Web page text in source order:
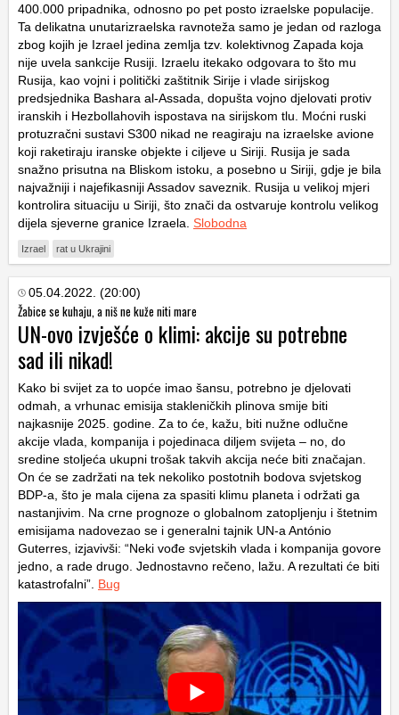
400.000 pripadnika, odnosno po pet posto izraelske populacije.
Ta delikatna unutarizraelska ravnoteža samo je jedan od razloga
zbog kojih je Izrael jedina zemlja tzv. kolektivnog Zapada koja
nije uvela sankcije Rusiji. Izraelu itekako odgovara to što mu
Rusija, kao vojni i politički zaštitnik Sirije i vlade sirijskog
predsjednika Bashara al-Assada, dopušta vojno djelovati protiv
iranskih i Hezbollahovih ispostava na sirijskom tlu. Moćni ruski
protuzračni sustavi S300 nikad ne reagiraju na izraelske avione
koji raketiraju iranske objekte i ciljeve u Siriji. Rusija je sada
snažno prisutna na Bliskom istoku, a posebno u Siriji, gdje je bila
najvažniji i najefikasniji Assadov saveznik. Rusija u velikoj mjeri
kontrolira situaciju u Siriji, što znači da ostvaruje kontrolu velikog
dijela sjeverne granice Izraela. Slobodna
Izrael rat u Ukrajini
05.04.2022. (20:00)
Žabice se kuhaju, a niš ne kuže niti mare
UN-ovo izvješće o klimi: akcije su potrebne
sad ili nikad!
Kako bi svijet za to uopće imao šansu, potrebno je djelovati
odmah, a vrhunac emisija stakleničkih plinova smije biti
najkasnije 2025. godine. Za to će, kažu, biti nužne odlučne
akcije vlada, kompanija i pojedinaca diljem svijeta – no, do
sredine stoljeća ukupni trošak takvih akcija neće biti značajan.
On će se zadržati na tek nekoliko postotnih bodova svjetskog
BDP-a, što je mala cijena za spasiti klimu planeta i održati ga
nastanjivim. Na crne prognoze o globalnom zatopljenju i štetnim
emisijama nadovezao se i generalni tajnik UN-a António
Guterres, izjavivši: “Neki vođe svjetskih vlada i kompanija govore
jedno, a rade drugo. Jednostavno rečeno, lažu. A rezultati će biti
katastrofalni”. Bug